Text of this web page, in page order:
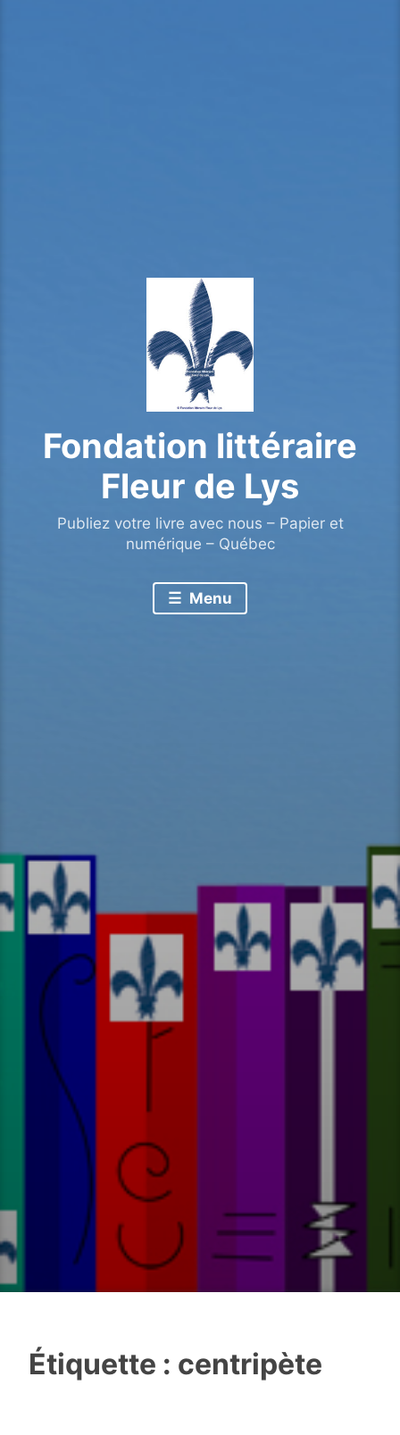
Fondation littéraire
Fleur de Lys
Publiez votre livre avec nous – Papier et
numérique – Québec
Menu
Étiquette : centripète